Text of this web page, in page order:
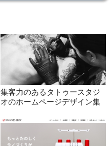
集客力のあるタトゥースタジ
オのホームページデザイン集